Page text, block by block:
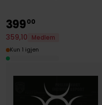
39900
359,10
Medlem
Kun 1 igjen